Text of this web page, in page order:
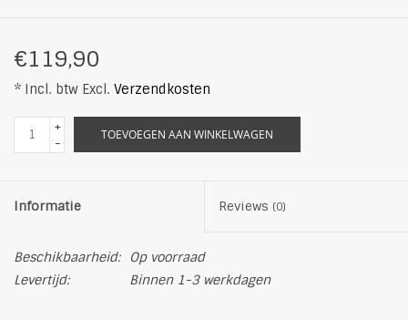
€119,90
* Incl. btw Excl. Verzendkosten
+
-
TOEVOEGEN AAN WINKELWAGEN
Informatie Reviews (0)
Beschikbaarheid:
Op voorraad
Levertijd:
Binnen 1-3 werkdagen